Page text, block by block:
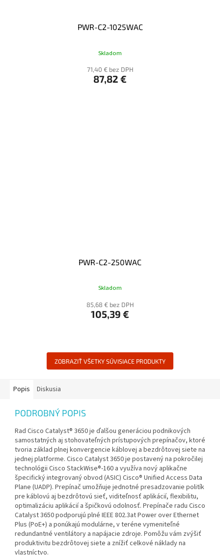
PWR-C2-1025WAC
Skladom
71,40 € bez DPH
87,82 €
PWR-C2-250WAC
Skladom
85,68 € bez DPH
105,39 €
ZOBRAZIŤ VŠETKY SÚVISIACE PRODUKTY
Popis Diskusia
PODROBNÝ POPIS
Rad Cisco Catalyst® 3650 je ďalšou generáciou podnikových
samostatných aj stohovateľných prístupových prepínačov, ktoré
tvoria základ plnej konvergencie káblovej a bezdrôtovej siete na
jednej platforme. Cisco Catalyst 3650 je postavený na pokročilej
technológii Cisco StackWise®-160 a využíva nový aplikačne
špecifický integrovaný obvod (ASIC) Cisco® Unified Access Data
Plane (UADP). Prepínač umožňuje jednotné presadzovanie politík
pre káblovú aj bezdrôtovú sieť, viditeľnosť aplikácií, flexibilitu,
optimalizáciu aplikácií a špičkovú odolnosť. Prepínače radu Cisco
Catalyst 3650 podporujú plné IEEE 802.3at Power over Ethernet
Plus (PoE+) a ponúkajú modulárne, v teréne vymeniteľné
redundantné ventilátory a napájacie zdroje. Pomôžu vám zvýšiť
produktivitu bezdrôtovej siete a znížiť celkové náklady na
vlastníctvo.